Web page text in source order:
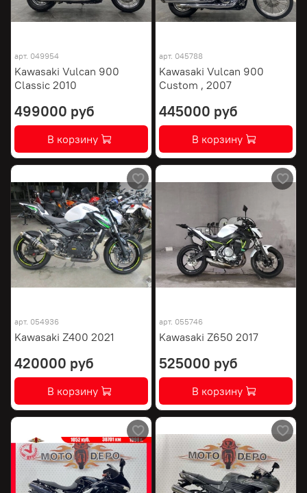
арт. 049954
Kawasaki Vulcan 900
Classic 2010
499000 руб
В корзину
арт. 045788
Kawasaki Vulcan 900
Custom , 2007
445000 руб
В корзину
арт. 054936
Kawasaki Z400 2021
420000 руб
В корзину
арт. 055746
Kawasaki Z650 2017
525000 руб
В корзину